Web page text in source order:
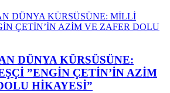
DÜNYA KÜRSÜSÜNE:
”ENGİN ÇETİN’İN AZİM
HİKAYESİ”